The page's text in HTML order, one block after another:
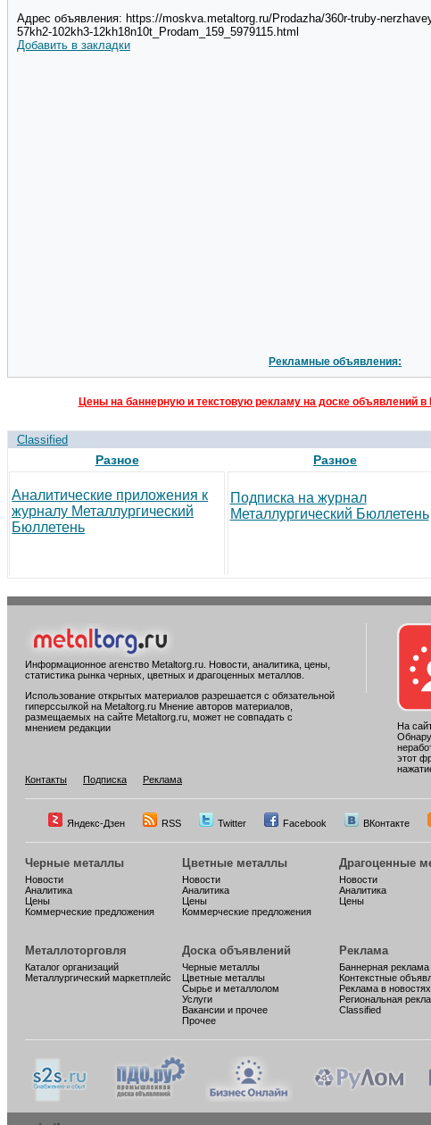
Адрес объявления: https://moskva.metaltorg.ru/Prodazha/360r-truby-
57kh2-102kh3-12kh18n10t_Prodam_159_5979115.html
Добавить в закладки
Рекламные объявления:
Цены на баннерную и текстовую рекламу на доске объявлений в
Classified
Разное
Аналитические приложения к
журналу Металлургический
Бюллетень
Разное
Подписка на журнал
Металлургический Бюллетень
Информационное агенство Metaltorg.ru. Новости, аналитика, цены,
статистика рынка черных, цветных и драгоценных металлов.
Использование открытых материалов разрешается с обязательной
гиперссылкой на Metaltorg.ru Мнение авторов материалов,
размещаемых на сайте Metaltorg.ru, может не совпадать с
мнением редакции
На
этот
Контакты
Подписка Реклама
Яндекс-Дзен RSS Twitter Facebook ВКонтакте
Черные металлы
Новости
Аналитика
Цены
Коммерческие предложения
Цветные металлы
Новости
Аналитика
Цены
Коммерческие предложения
Драгоценные
Новости
Аналитика
Цены
Металлоторговля
Каталог организаций
Металлургический маркетплейс
Доска объявлений
Черные металлы
Цветные металлы
Сырье и металлолом
Услуги
Вакансии и прочее
Прочее
Реклама
Баннерная реклама
Контекстные
Реклама в новостях
Региональная
Classified